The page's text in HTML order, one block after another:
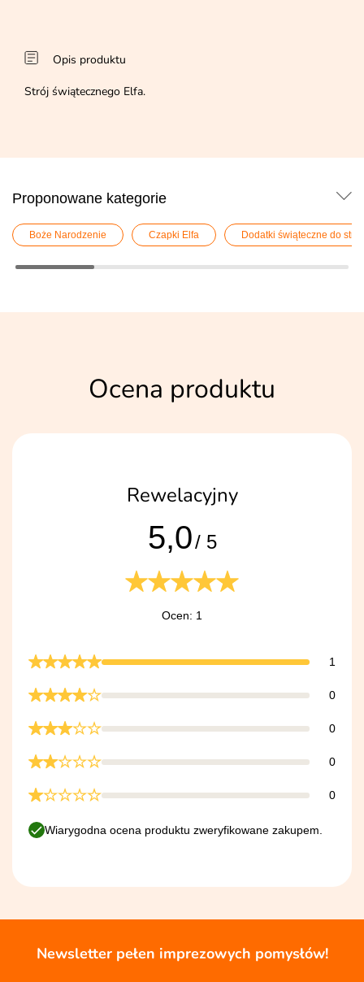
Opis produktu
Strój świątecznego Elfa.
Proponowane kategorie
Boże Narodzenie Czapki Elfa Dodatki świąteczne do
Ocena produktu
Rewelacyjny
5,0/ 5
Ocen: 1
1
0
0
0
0
Wiarygodna ocena produktu zweryfikowane zakupem.
Newsletter pełen imprezowych pomysłów!